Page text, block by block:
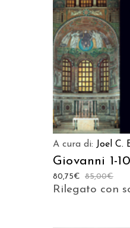
AGGIUNGI
A cura di: Joel C.
Giovanni 1-10
85,00€
80,75€
Rilegato con